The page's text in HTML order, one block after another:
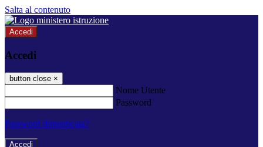
Salta al contenuto
Accedi
Accedi
button close ×
Nome Utente
Password
Password dimenticata?